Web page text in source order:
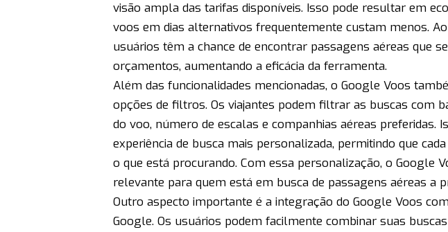
visão ampla das tarifas disponíveis. Isso pode resultar em
voos em dias alternativos frequentemente custam menos.
usuários têm a chance de encontrar passagens aéreas que
orçamentos, aumentando a eficácia da ferramenta.
Além das funcionalidades mencionadas, o Google Voos
opções de filtros. Os viajantes podem filtrar as buscas com
do voo, número de escalas e companhias aéreas preferidas.
experiência de busca mais personalizada, permitindo que
o que está procurando. Com essa personalização, o Google
relevante para quem está em busca de passagens aéreas a
Outro aspecto importante é a integração do Google Voos
Google. Os usuários podem facilmente combinar suas